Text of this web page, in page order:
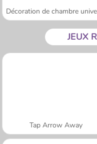
JEUX
Tap Arrow Away